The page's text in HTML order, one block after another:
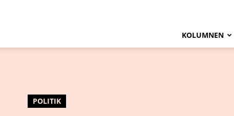
KOLUMNEN
POLITIK